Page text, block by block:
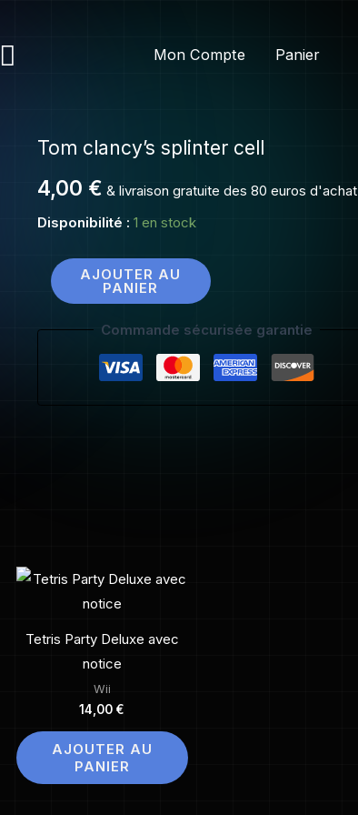
Rechercher Mon Compte Panier
Tom clancy’s splinter cell
4,00 € & livraison gratuite des 80 euros d'achat
Disponibilité : 1 en stock
quantité
Tom
clancy's
cell
AJOUTER AU
PANIER
Commande sécurisée garantie
Tetris Party Deluxe avec
notice
Wii
14,00 €
AJOUTER AU
PANIER
splinter